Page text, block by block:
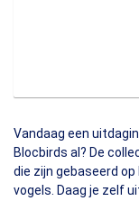
Vandaag een
Blocbirds al? De
die zijn gebaseerd
vogels. Daag je zelf